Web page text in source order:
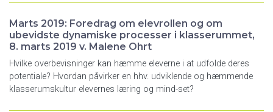
Marts 2019: Foredrag om elevrollen og om
ubevidste dynamiske processer i klasserummet,
8. marts 2019 v. Malene Ohrt
Hvilke overbevisninger kan hæmme eleverne i at udfolde deres
potentiale? Hvordan påvirker en hhv. udviklende og hæmmende
klasserumskultur elevernes læring og mind-set?